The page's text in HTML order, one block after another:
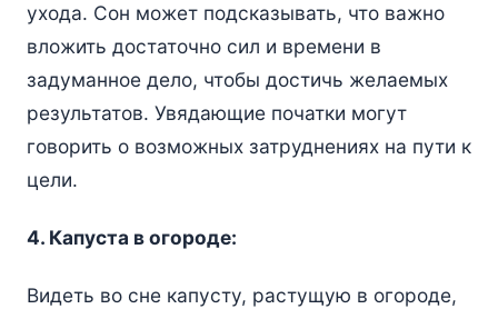
ухода. Сон может подсказывать, что важно
вложить достаточно сил и времени в
задуманное дело, чтобы достичь желаемых
результатов. Увядающие початки могут
говорить о возможных затруднениях на пути к
цели.
4. Капуста в огороде:
Видеть во сне капусту, растущую в огороде,